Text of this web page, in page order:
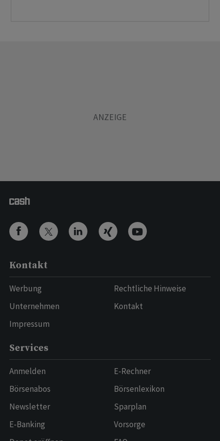
Kontakt
Werbung
Unternehmen
Impressum
Rechtliche Hinweise
Kontakt
Services
Anmelden
Börsenabos
Newsletter
E-Banking
E-Rechner
Börsenlexikon
Sparplan
Vorsorge